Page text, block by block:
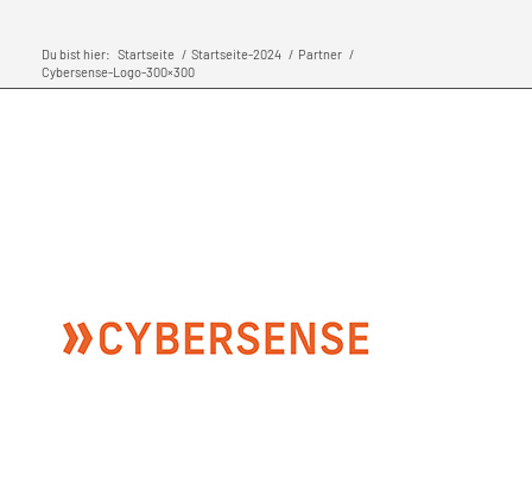
Du bist hier: Startseite / Startseite-2024 / Partner /
Cybersense-Logo-300×300